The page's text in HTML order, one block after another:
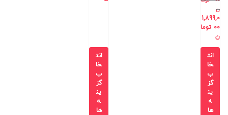
ن
1,899,0
00 توما
ن
انت
خا
ب
گز
ین
ه
ها
انت
خا
ب
گز
ین
ه
ها